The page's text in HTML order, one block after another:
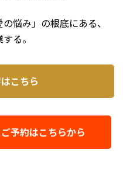
悩み」の根底にある、
る。
こちら
予約はこちらから